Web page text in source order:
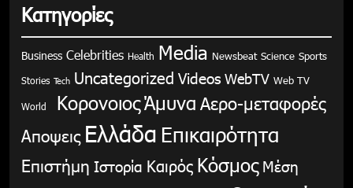
Κατηγορίες
Business Celebrities Health Media Newsbeat Science Sports
Stories Tech Uncategorized Videos WebTV Web TV
World ΚορονοιοςΆμυνα Αερο-μεταφορές
Αποψεις Ελλάδα Επικαιρότητα
Επιστήμη Ιστορία Καιρός Κόσμος Μέση